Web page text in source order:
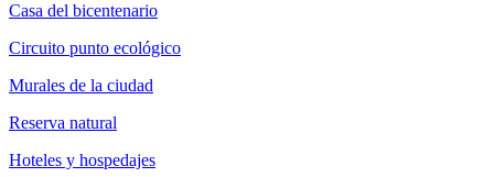
Casa del bicentenario
Circuito punto ecológico
Murales de la ciudad
Reserva natural
Hoteles y hospedajes